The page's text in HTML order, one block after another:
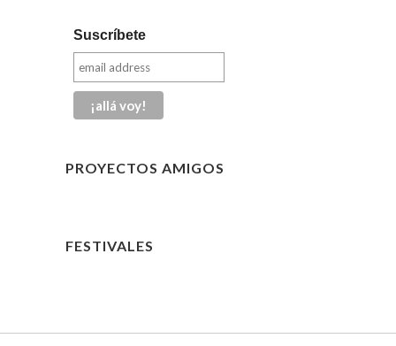
Suscríbete
PROYECTOS AMIGOS
FESTIVALES